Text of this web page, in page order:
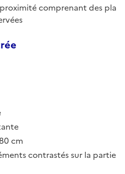
comprenant des pla
cm
contrastés sur la partie